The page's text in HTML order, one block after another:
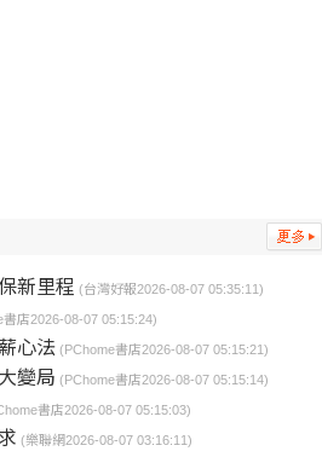
新里程 (台灣好報2026-08-07 05:35:11)
書店2026-08-07 05:15:24)
心法 (PChome書店2026-08-07 05:15:21)
變局 (PChome書店2026-08-07 05:15:14)
書店2026-08-07 05:15:03)
(樂聯網2026-08-07 03:16:11)